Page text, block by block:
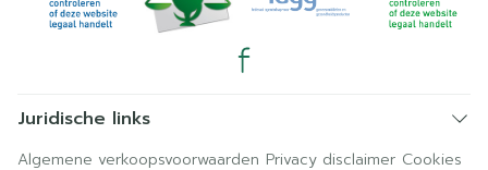
Juridische links
Algemene verkoopsvoorwaarden Privacy disclaimer Cookies